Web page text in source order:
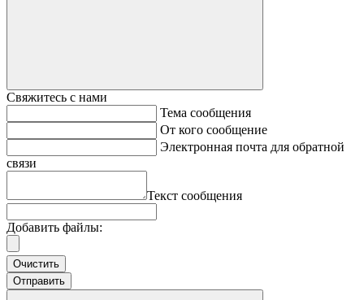
Свяжитесь с нами
Тема сообщения
От кого сообщение
Электронная почта для обратной
связи
Текст сообщения
Добавить файлы:
Очистить
Отправить